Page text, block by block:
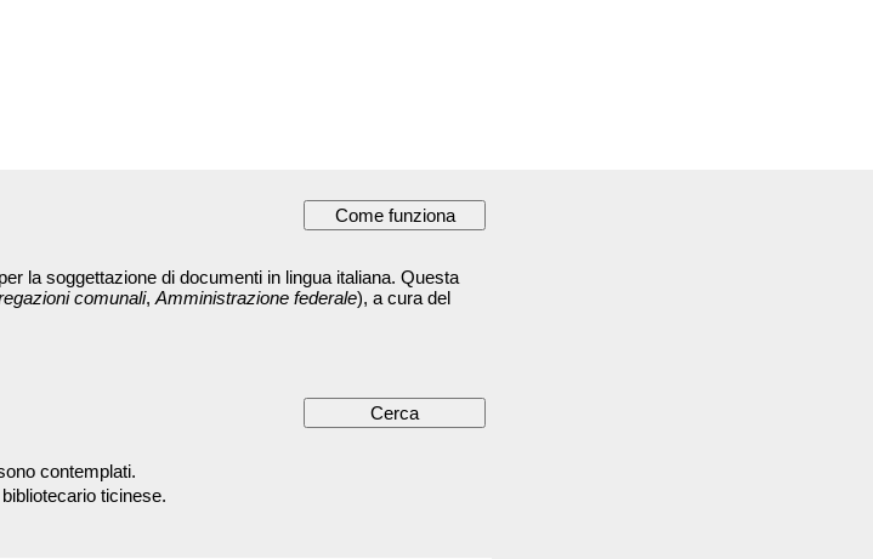
la soggettazione di documenti in lingua italiana. Questa
comunali, Amministrazione federale), a cura del
contemplati.
ticinese.